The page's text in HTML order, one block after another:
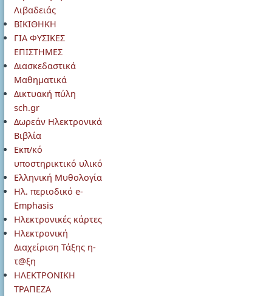
Λιβαδειάς
ΒΙΚΙΘΗΚΗ
ΓΙΑ ΦΥΣΙΚΕΣ
ΕΠΙΣΤΗΜΕΣ
Διασκεδαστικά
Μαθηματικά
Δικτυακή πύλη
sch.gr
Δωρεάν Ηλεκτρονικά
Βιβλία
Εκπ/κό
υποστηρικτικό υλικό
Ελληνική Μυθολογία
Ηλ. περιοδικό e-
Emphasis
Ηλεκτρονικές κάρτες
Ηλεκτρονική
Διαχείριση Τάξης η-
τ@ξη
ΗΛΕΚΤΡΟΝΙΚΗ
ΤΡΑΠΕΖΑ